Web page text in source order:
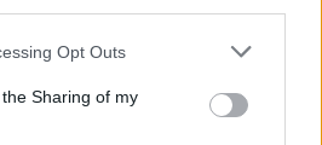
Opt Outs
Sharing of my
ψάρια από τις
ΚΡΗΤΗ 16:13
Χανιά: Έκλεψαν 860 κιλά ψάρια
Χανιά: Έκλεψαν 860 κιλά ψάρια
από τις ιχθυοκαλλιέργειες στην